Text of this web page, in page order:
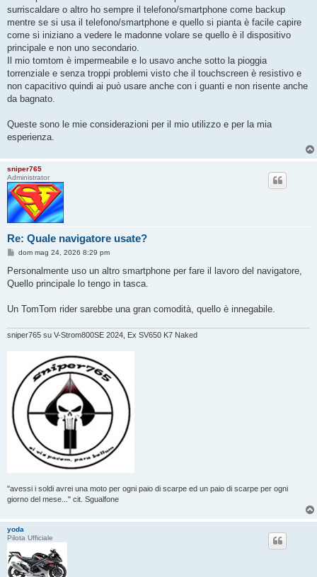
o
surriscaldare o altro ho sempre il telefono/smartphone come backup
mentre se si usa il telefono/smartphone e quello si pianta è facile capire
come si iniziano a vedere le madonne volare se quello è il dispositivo
principale e non uno secondario.
Il mio tomtom è impermeabile e lo usavo anche sotto la pioggia
torrenziale e senza troppi problemi visto che il touchscreen è resistivo e
non capacitivo quindi ai può usare anche con i guanti e non risente anche
da bagnato.
Queste sono le mie considerazioni per il mio utilizzo e per la mia
esperienza.
sniper765
Administrator
Re: Quale navigatore usate?
M
s
a
i
dom mag 24, 2026 8:29 pm
Personalmente uso un altro smartphone per fare il lavoro del navigatore,
Quello principale lo tengo in tasca.
Un TomTom rider sarebbe una gran comodità, quello è innegabile.
sniper765 su V-Strom800SE 2024, Ex SV650 K7 Naked
"avessi i soldi avrei una moto per ogni paio di scarpe ed un paio di scarpe per ogni
giorno del mese..." cit. Sgualfone
yoda
Pilota Ufficiale